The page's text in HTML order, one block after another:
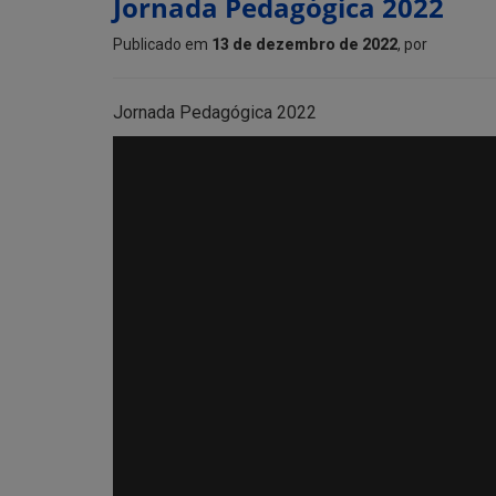
Publicado em 13 de dezembro de 2022, por
Jornada Pedagógica 2022